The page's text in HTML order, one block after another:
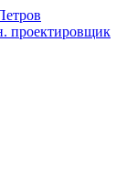
проектировщик